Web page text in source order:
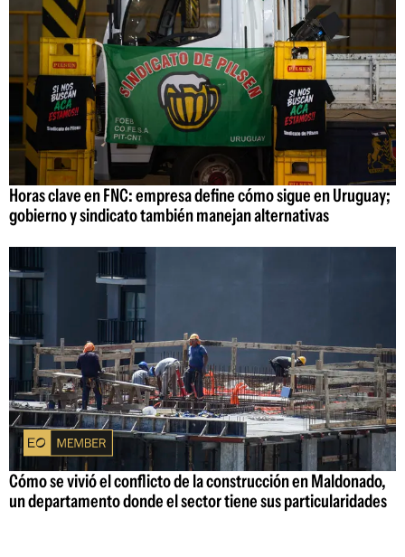
Horas clave en FNC: empresa define cómo sigue en Uruguay;
gobierno y sindicato también manejan alternativas
Cómo se vivió el conflicto de la construcción en Maldonado,
un departamento donde el sector tiene sus particularidades